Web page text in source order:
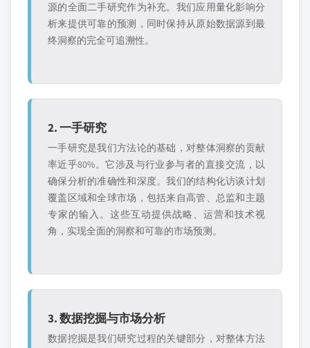
源的全面二手研究作为补充。我们应用量化影响分
析来提供可靠的预测，同时保持从原始数据源到最
终洞察的完全可追溯性。
2. 一手研究
一手研究是我们方法论的基础，对整体洞察的贡献
率近乎80%。它涉及与行业参与者的直接交流，以
确保分析的准确性和深度。我们的结构化访谈计划
覆盖区域和全球市场，包括来自高管、总监和主题
专家的输入。这些互动提供战略、运营和技术视
角，实现全面的洞察和可靠的市场预测。
3. 数据挖掘与市场分析
数据挖掘是我们研究过程的关键部分，对整体方法